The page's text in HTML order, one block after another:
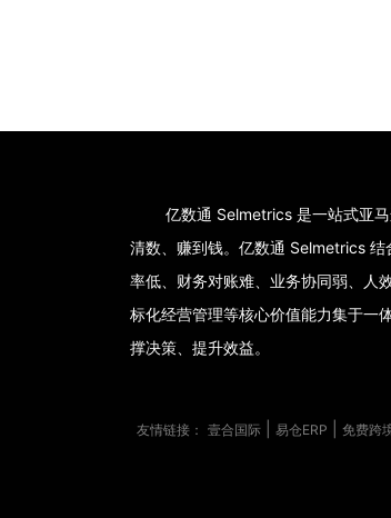
亿数通 Selmetrics 是一站式亚马
清数、赚到钱。亿数通 Selmetrics
率低、财务对账难、业务协同弱、人
标化经营管理等核心价值能力集于一
撑决策、提升效益。
友情链接： 壹合国际| 易仓ERP 免费跨